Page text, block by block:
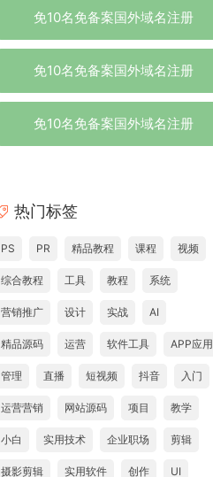
免10名免备案国外域名注册
免10名免备案国外域名注册
免10名免备案国外域名注册
热门标签
PS PR 精品教程 课程 视频
综合教程 工具 教程 系统
营销推广 设计 实战 AI
精品源码 运营 软件工具 APP应用
管理 直播 短视频 抖音 入门
运营营销 网站源码 项目 教学
小白 实用技术 企业职场 剪辑
摄影剪辑 实用软件 创作 UI